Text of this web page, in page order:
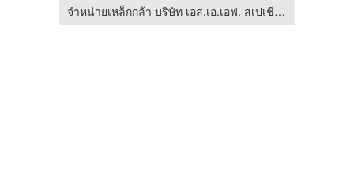
จำหน่ายเหล็กกล้า บริษัท เอส.เอ.เอฟ. สเปเชียล สตีล จำกัด